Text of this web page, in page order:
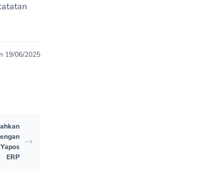
19/06/2025
ERP